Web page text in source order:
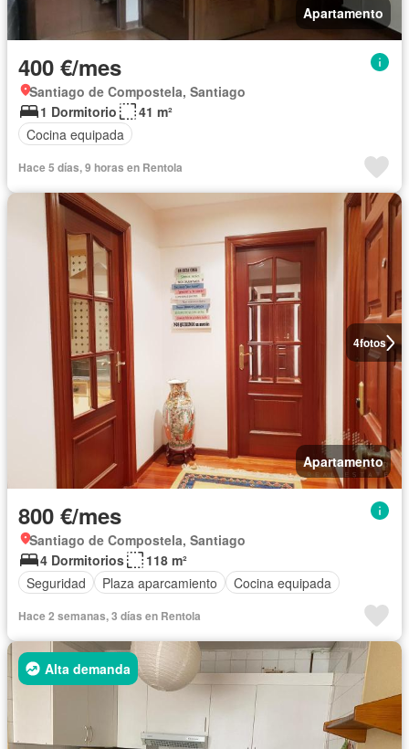
Apartamento
400 €/mes
Santiago de Compostela, Santiago
1 Dormitorio
41 m²
Cocina equipada
Hace 5 días, 9 horas en Rentola
4fotos
Apartamento
800 €/mes
Santiago de Compostela, Santiago
4 Dormitorios
118 m²
Seguridad
Plaza aparcamiento Cocina equipada
Hace 2 semanas, 3 días en Rentola
Alta demanda